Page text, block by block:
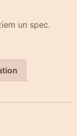
un spec.